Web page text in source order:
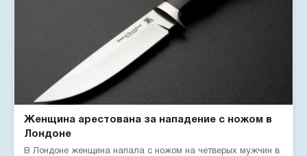
Женщина арестована за нападение с ножом в
Лондоне
В Лондоне женщина напала с ножом на четверых мужчин в